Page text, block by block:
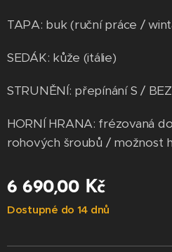
TAPA: buk (ruční práce /
SEDÁK: kůže (itálie)
STRUNĚNÍ: přepínání S /
HORNÍ HRANA: frézovaná
rohových šroubů / možnost
6 690,00Kč
Dostupné do 14 dnů